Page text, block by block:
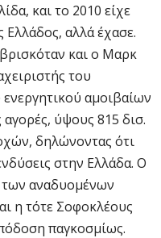
και το 2010 είχε
Ελλάδος, αλλά έχασε.
και ο Μαρκ
του
αμοιβαίων
αγορές, ύψους 815 δισ.
δηλώνοντας ότι
στην Ελλάδα. Ο
των αναδυομένων
η τότε Σοφοκλέους
παγκοσμίως.